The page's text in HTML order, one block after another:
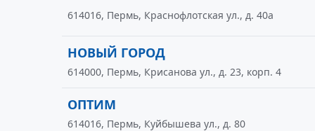
614016, Пермь, Краснофлотская ул., д. 40а
НОВЫЙ ГОРОД
614000, Пермь, Крисанова ул., д. 23, корп. 4
ОПТИМ
614016, Пермь, Куйбышева ул., д. 80